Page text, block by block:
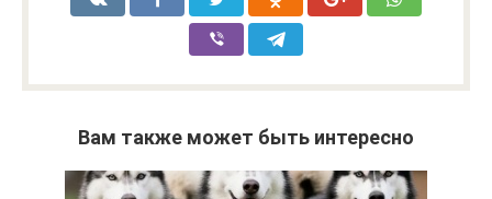
Вам также может быть интересно